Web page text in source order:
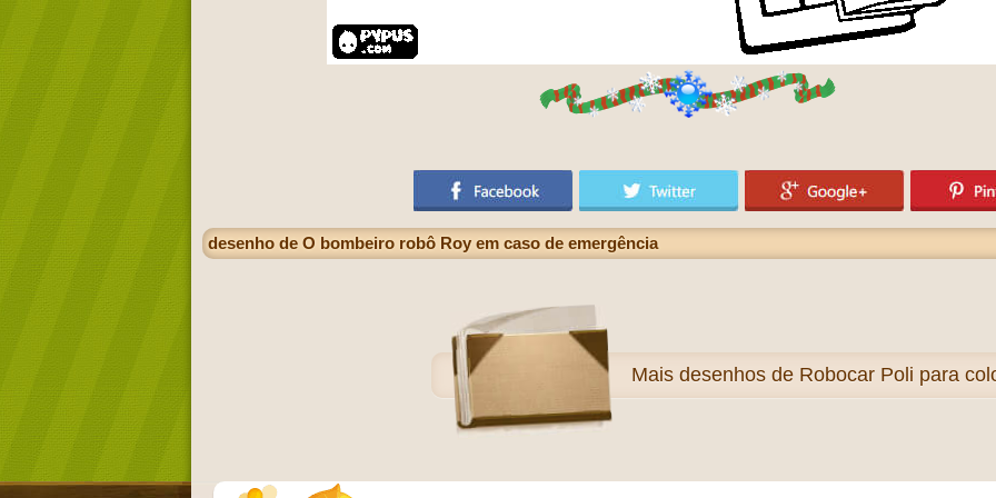
desenho de O bombeiro robô Roy em caso de emergência
Mais desenhos de Robocar Poli para